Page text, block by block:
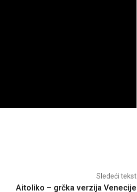
Sledeći tekst
Aitoliko – grčka verzija Venecije